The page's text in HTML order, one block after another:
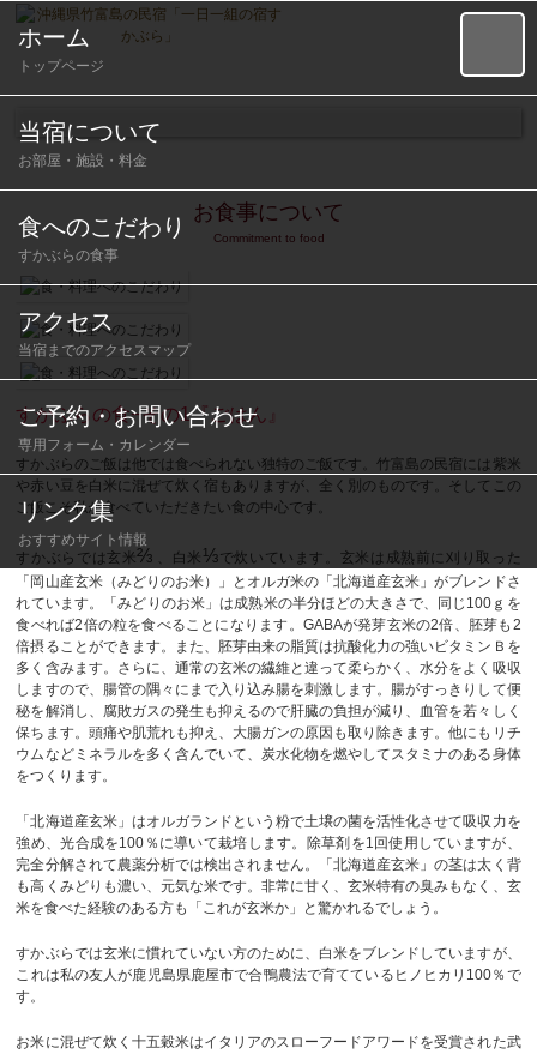
ホーム
トップページ
当宿について
お部屋・施設・料金
食へのこだわり
すかぶらの食事
アクセス
当宿までのアクセスマップ
ご予約・お問い合わせ
専用フォーム・カレンダー
リンク集
おすすめサイト情報
お食事について
Commitment to food
すかぶらの食−その1『ごはん』
すかぶらのご飯は他では食べられない独特のご飯です。竹富島の民宿には紫米
や赤い豆を白米に混ぜて炊く宿もありますが、全く別のものです。そしてこの
ご飯こそ私が食べていただきたい食の中心です。
すかぶらでは玄米⅔ 、白米 ⅓で炊いています。玄米は成熟前に刈り取った
「岡山産玄米（みどりのお米）」とオルガ米の「北海道産玄米」がブレンドさ
れています。「みどりのお米」は成熟米の半分ほどの大きさで、同じ100ｇを
食べれば2倍の粒を食べることになります。GABAが発芽玄米の2倍、胚芽も2
倍摂ることができます。また、胚芽由来の脂質は抗酸化力の強いビタミンＢを
多く含みます。さらに、通常の玄米の繊維と違って柔らかく、水分をよく吸収
しますので、腸管の隅々にまで入り込み腸を刺激します。腸がすっきりして便
秘を解消し、腐敗ガスの発生も抑えるので肝臓の負担が減り、血管を若々しく
保ちます。頭痛や肌荒れも抑え、大腸ガンの原因も取り除きます。他にもリチ
ウムなどミネラルを多く含んでいて、炭水化物を燃やしてスタミナのある身体
をつくります。
「北海道産玄米」はオルガランドという粉で土壌の菌を活性化させて吸収力を
強め、光合成を100％に導いて栽培します。除草剤を1回使用していますが、
完全分解されて農薬分析では検出されません。「北海道産玄米」の茎は太く背
も高くみどりも濃い、元気な米です。非常に甘く、玄米特有の臭みもなく、玄
米を食べた経験のある方も「これが玄米か」と驚かれるでしょう。
すかぶらでは玄米に慣れていない方のために、白米をブレンドしていますが、
これは私の友人が鹿児島県鹿屋市で合鴨農法で育てているヒノヒカリ100％で
す。
お米に混ぜて炊く十五穀米はイタリアのスローフードアワードを受賞された武